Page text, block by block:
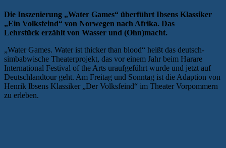
Die Inszenierung „Water Games“ überführt Ibsens Klassiker
„Ein Volksfeind“ von Norwegen nach Afrika. Das
Lehrstück erzählt von Wasser und (Ohn)macht.
„Water Games. Water ist thicker than blood“ heißt das deutsch-
simbabwische Theaterprojekt, das vor einem Jahr beim Harare
International Festival of the Arts uraufgeführt wurde und jetzt auf
Deutschlandtour geht. Am Freitag und Sonntag ist die Adaption von
Henrik Ibsens Klassiker „Der Volksfeind“ im Theater Vorpommern
zu erleben.